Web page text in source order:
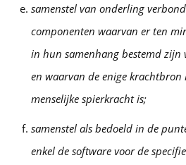
samenstel van onderling
componenten waarvan er ten
in hun samenhang bestemd zijn
en waarvan de enige krachtbron
menselijke spierkracht is;
samenstel als bedoeld in de
enkel de software voor de